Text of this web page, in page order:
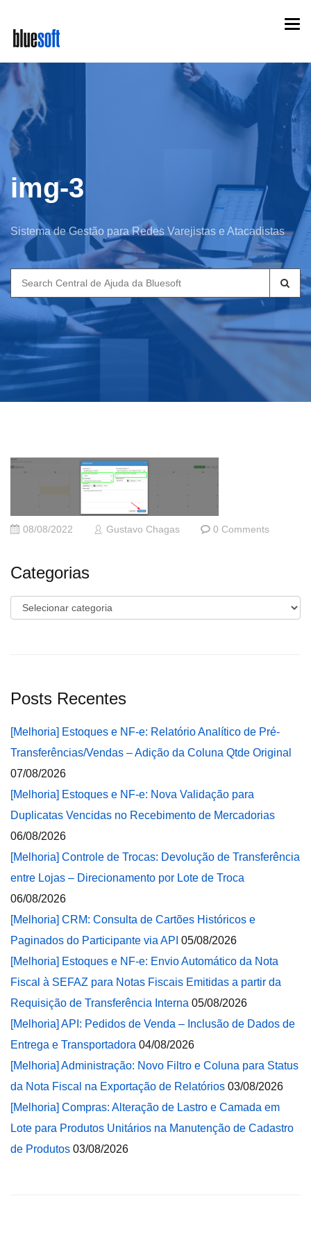
main
content
img-3
Sistema de Gestão para Redes Varejistas e Atacadistas
Search
for:
08/08/2022 Gustavo Chagas 0 Comments
Categorias
Categorias
Posts Recentes
[Melhoria] Estoques e NF-e: Relatório Analítico de Pré-
Transferências/Vendas – Adição da Coluna Qtde Original
07/08/2026
[Melhoria] Estoques e NF-e: Nova Validação para
Duplicatas Vencidas no Recebimento de Mercadorias
06/08/2026
[Melhoria] Controle de Trocas: Devolução de Transferência
entre Lojas – Direcionamento por Lote de Troca
06/08/2026
[Melhoria] CRM: Consulta de Cartões Históricos e
Paginados do Participante via API 05/08/2026
[Melhoria] Estoques e NF-e: Envio Automático da Nota
Fiscal à SEFAZ para Notas Fiscais Emitidas a partir da
Requisição de Transferência Interna 05/08/2026
[Melhoria] API: Pedidos de Venda – Inclusão de Dados de
Entrega e Transportadora 04/08/2026
[Melhoria] Administração: Novo Filtro e Coluna para Status
da Nota Fiscal na Exportação de Relatórios 03/08/2026
[Melhoria] Compras: Alteração de Lastro e Camada em
Lote para Produtos Unitários na Manutenção de Cadastro
de Produtos 03/08/2026